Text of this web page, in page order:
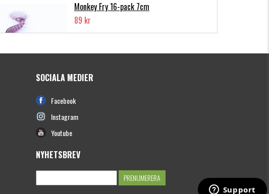
Monkey Fry 16-pack 7cm
89 kr
pack
139 kr
Hooligan Roach JR 15cm
149 kr
SOCIALA MEDIER
Facebook
Instagram
Youtube
NYHETSBREV